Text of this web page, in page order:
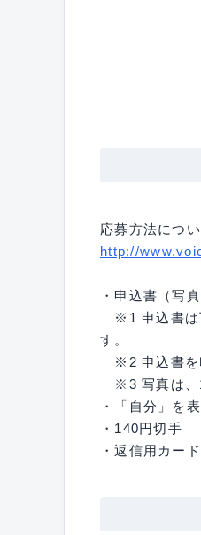
応募方法につ
http://
・申込書（写
※1 申込書は
す。
※2 申込書を
※3 写真は、1
・「自分」を
・140円切手
・返信用カー